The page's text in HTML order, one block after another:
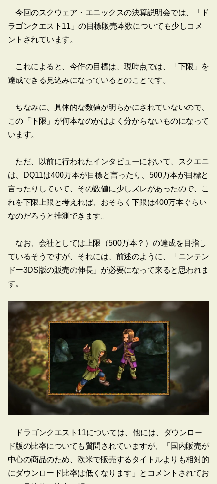
今回のスクウェア・エニックスの決算説明会では、「ド
ラゴンクエスト11」の目標販売本数についても少しコメ
ントされています。
これによると、今作の目標は、現時点では、「下限」を
達成できる見込みになっているとのことです。
ちなみに、具体的な数値が明らかにされていないので、
この「下限」が何本なのかはよく分からないものになって
います。
ただ、以前に行われたインタビューにおいて、スクエニ
は、DQ11は400万本が目標と言ったり、500万本が目標と
言ったりしていて、その数値に少しズレがあったので、こ
れを下限上限と考えれば、おそらく下限は400万本ぐらい
なのだろうと推測できます。
なお、会社としては上限（500万本？）の達成を目指し
ているそうですが、それには、前述のように、「ニンテン
ドー3DS版の販売の伸長」が必要になって来ると思われま
す。
ドラゴンクエスト11については、他には、ダウンロー
ド版の比率についても質問されていますが、「国内販売が
中心の商品のため、欧米で販売するタイトルよりも相対的
にダウンロード比率は低くなります」とコメントされてお